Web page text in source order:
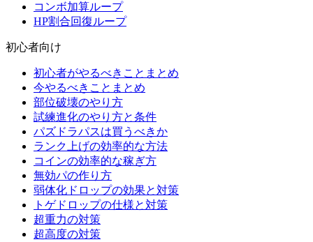
コンボ加算ループ
HP割合回復ループ
初心者向け
初心者がやるべきことまとめ
今やるべきことまとめ
部位破壊のやり方
試練進化のやり方と条件
パズドラパスは買うべきか
ランク上げの効率的な方法
コインの効率的な稼ぎ方
無効パの作り方
弱体化ドロップの効果と対策
トゲドロップの仕様と対策
超重力の対策
超高度の対策